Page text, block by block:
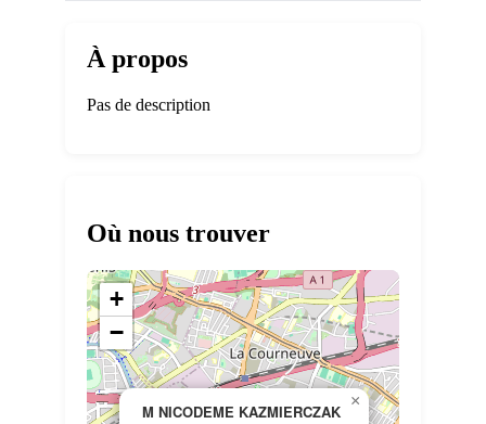
À propos
Pas de description
Où nous trouver
M NICODEME KAZMIERCZAK
×
+
−